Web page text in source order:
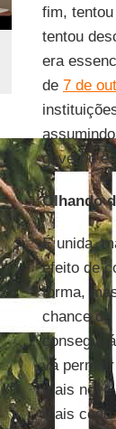
fim,
tentou
era
de 7 de
governo
Olhando
É unida,
efeito de
forma,
chance de
vá
mais nove
mais cedo